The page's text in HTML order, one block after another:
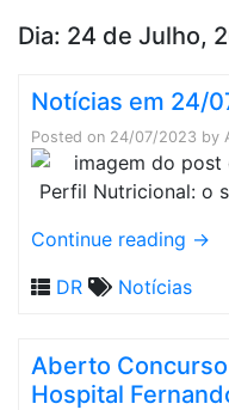
Dia: 24 de Julho,
Notícias em 24/
Posted on 24/07/2023 by
Continue reading →
DR
Notícias
Aberto
Hospital